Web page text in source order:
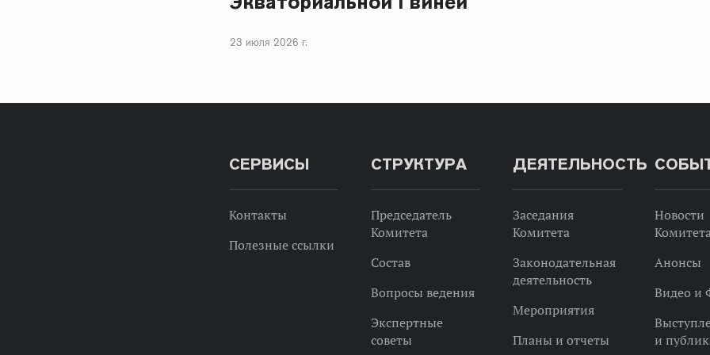
23 июля 2026 г.
СЕРВИСЫ
Контакты
Полезные ссылки
СТРУКТУРА
Председатель
Комитета
Состав
Вопросы ведения
Экспертные
советы
ДЕЯТЕЛЬНОСТЬ
Заседания
Комитета
Законодательная
деятельность
Мероприятия
Планы и отчеты
Новости
Комитета
Анонсы
Видео и
и